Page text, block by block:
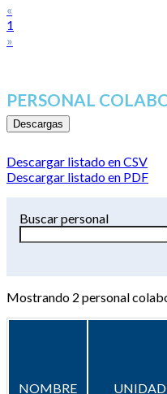
«
1
»
PERSONAL
Descargas
Descargar listado en CSV
Descargar listado en PDF
Buscar personal
Mostrando 2 personal
NOMBRE UNIDAD